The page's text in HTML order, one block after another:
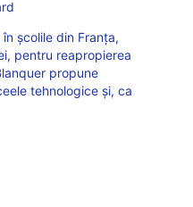
școlile din Franța,
pentru reapropierea
propune
tehnologice și, ca